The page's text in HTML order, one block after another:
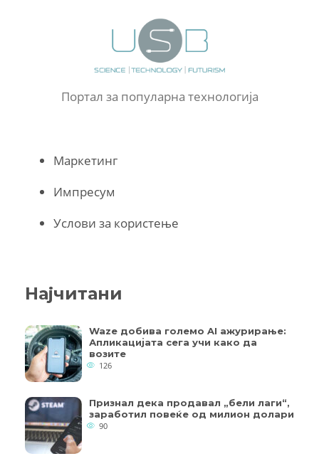
Портал за популарна технологија
Маркетинг
Импресум
Услови за користење
Најчитани
Waze добива големо AI ажурирање:
Апликацијата сега учи како да
возите
126
Признал дека продавал „бели лаги“,
заработил повеќе од милион долари
90